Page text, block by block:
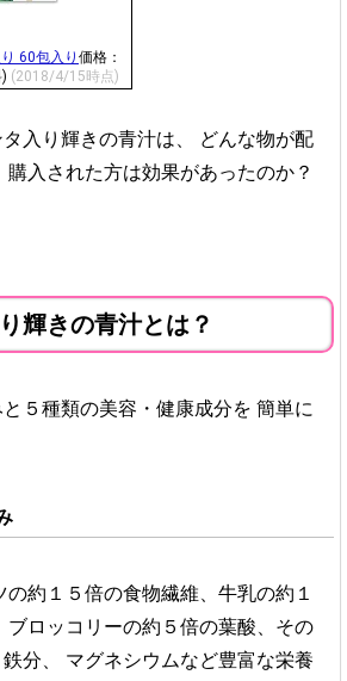
60包入り 価格：
(2018/4/15時点)
入り輝きの青汁は、
どんな物が配
購入された方は効果があったのか？
輝きの青汁とは？
５種類の美容・健康成分を 簡単に
の約１５倍の食物繊維、牛乳の約１
ブロッコリーの約５倍の葉酸、その
分、
マグネシウムなど豊富な栄養